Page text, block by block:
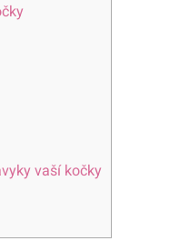
vaší kočky